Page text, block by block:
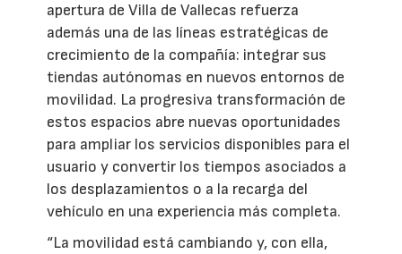
apertura de Villa de Vallecas refuerza
además una de las líneas estratégicas de
crecimiento de la compañía: integrar sus
tiendas autónomas en nuevos entornos de
movilidad. La progresiva transformación de
estos espacios abre nuevas oportunidades
para ampliar los servicios disponibles para el
usuario y convertir los tiempos asociados a
los desplazamientos o a la recarga del
vehículo en una experiencia más completa.
“La movilidad está cambiando y, con ella,